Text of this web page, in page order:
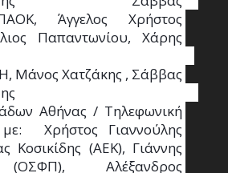
Άγγελος Χρήστος
Παπαντωνίου, Χάρης
Μάνος Χατζάκης , Σάββας
Αθήνας / Τηλεφωνική
με:  Χρήστος Γιαννούλης
Κοσικίδης (ΑΕΚ), Γιάννης
(ΟΣΦΠ), Αλέξανδρος